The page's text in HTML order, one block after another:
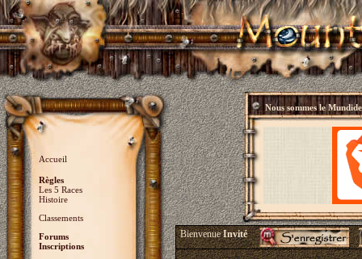
Accueil
Règles
Les 5 Races
Histoire
Classements
Forums
Inscriptions
Nous sommes le
BienvenueInvité